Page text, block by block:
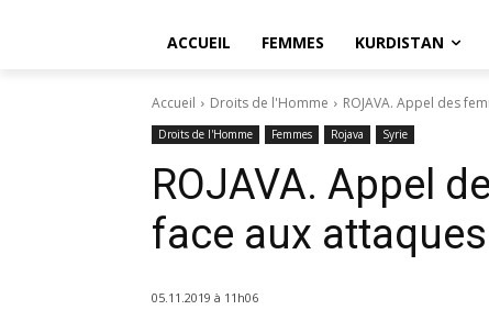
ACCUEIL FEMMES KURDISTAN
Accueil Droits de l'Homme ROJAVA. Appel des
Droits de l'Homme Femmes Rojava Syrie
ROJAVA. Appel
face aux
05.11.2019 à 11h06